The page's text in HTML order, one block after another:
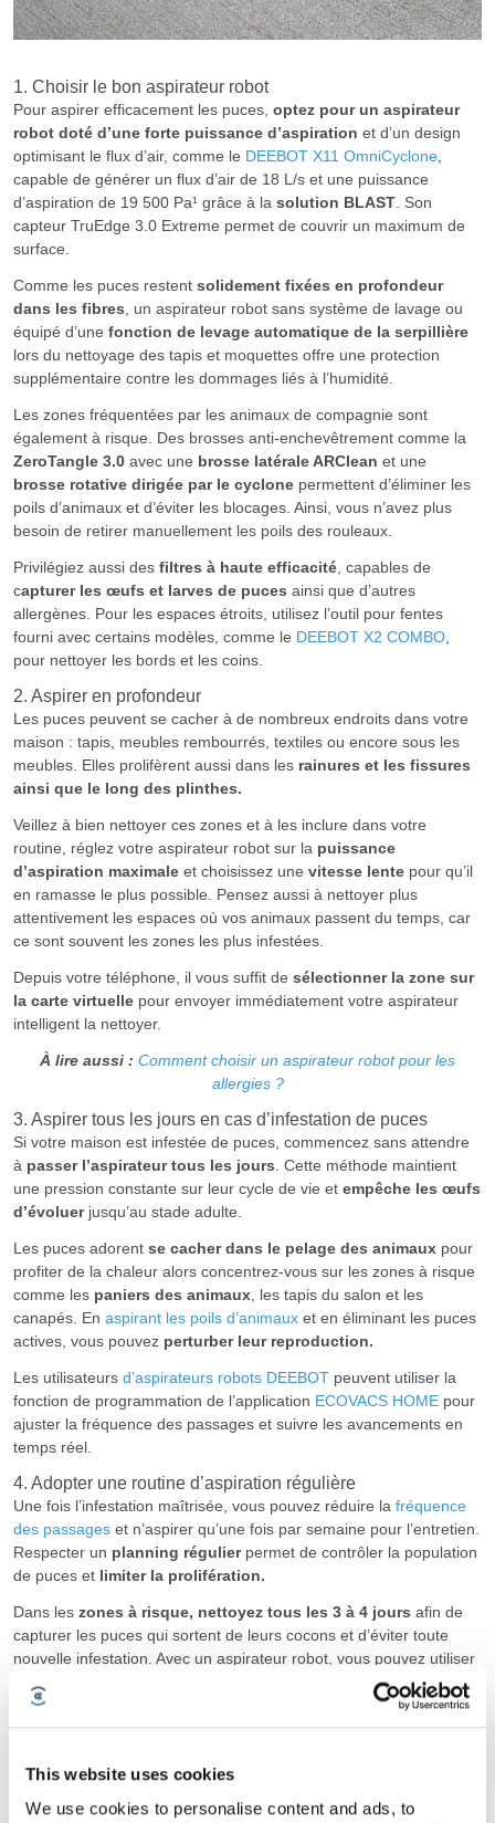
This website uses cookies
We use cookies to personalise content and ads, to
1. Choisir le bon aspirateur robot
Pour aspirer efficacement les puces, optez pour un aspirateur
robot doté d’une forte puissance d’aspiration et d’un design
optimisant le flux d’air, comme le DEEBOT X11 OmniCyclone,
capable de générer un flux d’air de 18 L/s et une puissance
d’aspiration de 19 500 Pa¹ grâce à la solution BLAST. Son
capteur TruEdge 3.0 Extreme permet de couvrir un maximum de
surface.
Comme les puces restent solidement fixées en profondeur
dans les fibres, un aspirateur robot sans système de lavage ou
équipé d’une fonction de levage automatique de la serpillière
lors du nettoyage des tapis et moquettes offre une protection
supplémentaire contre les dommages liés à l’humidité.
Les zones fréquentées par les animaux de compagnie sont
également à risque. Des brosses anti-enchevêtrement comme la
ZeroTangle 3.0 avec une brosse latérale ARClean et une
brosse rotative dirigée par le cyclone permettent d’éliminer les
poils d’animaux et d’éviter les blocages. Ainsi, vous n’avez plus
besoin de retirer manuellement les poils des rouleaux.
Privilégiez aussi des filtres à haute efficacité, capables de
capturer les œufs et larves de puces ainsi que d’autres
allergènes. Pour les espaces étroits, utilisez l’outil pour fentes
fourni avec certains modèles, comme le DEEBOT X2 COMBO,
pour nettoyer les bords et les coins.
2. Aspirer en profondeur
Les puces peuvent se cacher à de nombreux endroits dans votre
maison : tapis, meubles rembourrés, textiles ou encore sous les
meubles. Elles prolifèrent aussi dans les rainures et les fissures
ainsi que le long des plinthes.
Veillez à bien nettoyer ces zones et à les inclure dans votre
routine, réglez votre aspirateur robot sur la puissance
d’aspiration maximale et choisissez une vitesse lente pour qu’il
en ramasse le plus possible. Pensez aussi à nettoyer plus
attentivement les espaces où vos animaux passent du temps, car
ce sont souvent les zones les plus infestées.
Depuis votre téléphone, il vous suffit de sélectionner la zone sur
la carte virtuelle pour envoyer immédiatement votre aspirateur
intelligent la nettoyer.
À lire aussi : Comment choisir un aspirateur robot pour les
allergies ?
3. Aspirer tous les jours en cas d’infestation de puces
Si votre maison est infestée de puces, commencez sans attendre
à passer l’aspirateur tous les jours. Cette méthode maintient
une pression constante sur leur cycle de vie et empêche les œufs
d’évoluerjusqu’au stade adulte.
Les puces adorent se cacher dans le pelage des animaux pour
profiter de la chaleur alors concentrez-vous sur les zones à risque
comme les paniers des animaux, les tapis du salon et les
canapés. En aspirant les poils d’animaux et en éliminant les puces
actives, vous pouvez perturber leur reproduction.
Les utilisateurs d’aspirateurs robots DEEBOT peuvent utiliser la
fonction de programmation de l’application ECOVACS HOME pour
ajuster la fréquence des passages et suivre les avancements en
temps réel.
4. Adopter une routine d’aspiration régulière
Une fois l’infestation maîtrisée, vous pouvez réduire la fréquence
des passages et n’aspirer qu’une fois par semaine pour l’entretien.
Respecter un planning régulier permet de contrôler la population
de puces et limiter la prolifération.
Dans les zones à risque, nettoyez tous les 3 à 4 jours afin de
capturer les puces qui sortent de leurs cocons et d’éviter toute
nouvelle infestation. Avec un aspirateur robot, vous pouvez utiliser
votre téléphone ou votre tablette pour
programmer des heures
de nettoyage
Videz rapidement le bac à poussière
s’échappent et ne rentrent dans votre foyer.